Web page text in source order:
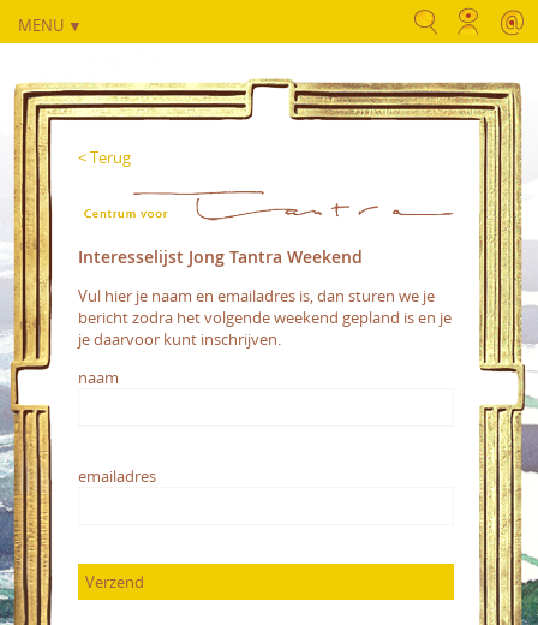
MENU ▼
< Terug
Interesselijst Jong Tantra Weekend
Vul hier je naam en emailadres is, dan sturen we je
bericht zodra het volgende weekend gepland is en je
je daarvoor kunt inschrijven.
naam
emailadres